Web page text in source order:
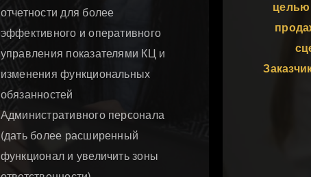
отчетности для более
эффективного и оперативного
управления показателями КЦ и
изменения функциональных
обязанностей
Административного персонала
(дать более расширенный
функционал и увеличить зоны
целью